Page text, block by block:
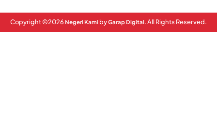
Copyright ©2026 Negeri Kami byGarap Digital. All Rights Reserved.